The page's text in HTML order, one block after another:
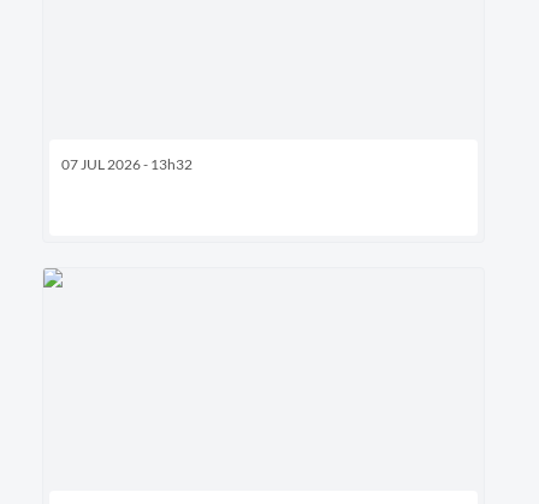
07 JUL 2026 - 13h32